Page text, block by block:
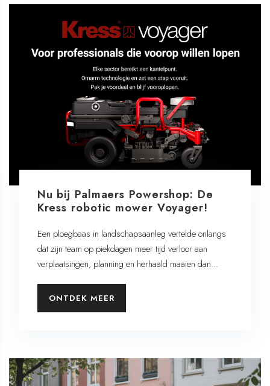
Nu bij Palmaers Powershop: De
Kress robotic mower Voyager!
Een ploegbaas in landschapsaanleg vertelde onlangs
dat zijn team op piekdagen meer tijd verloor aan
verplaatsingen, planning en herhaald maaien dan...
ONTDEK MEER